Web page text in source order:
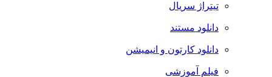
تیتراژ سریال
دانلود مستند
دانلود کارتون و انیمیشن
فیلم آموزشی